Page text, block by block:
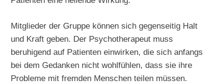
Mitglieder der Gruppe können sich gegenseitig Halt
und Kraft geben. Der Psychotherapeut muss
beruhigend auf Patienten einwirken, die sich anfangs
bei dem Gedanken nicht wohlfühlen, dass sie ihre
Probleme mit fremden Menschen teilen müssen.